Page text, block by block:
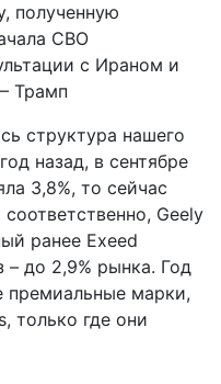
полученную
СВО
с Ираном и
Трамп
структура нашего
назад, в сентябре
3,8%, то сейчас
Geely
ранее Exeed
– до 2,9% рынка. Год
премиальные марки,
только где они